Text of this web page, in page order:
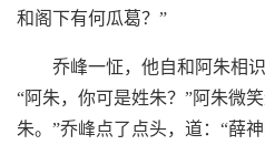
和阁下有何瓜葛？”
乔峰一怔，他自和阿朱相
“阿朱，你可是姓朱？”阿朱微
朱。”乔峰点了点头，道：“薛